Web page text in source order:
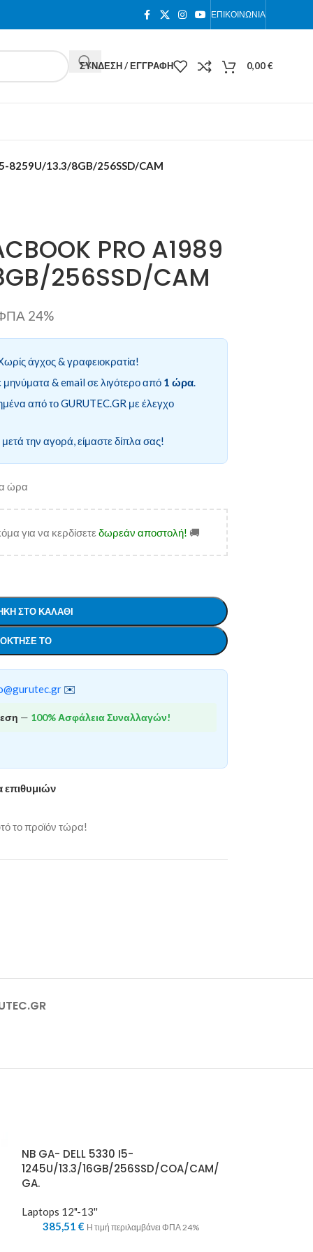
ΕΠΙΚΟΙΝΩΝΊΑ
ΣΎΝΔΕΣΗ / ΕΓΓΡΑΦΉ 0,00€
8259U/13.3/8GB/256SSD/CAM
PRO A1989
256SSD/CAM
ΦΠΑ 24%
άγχος & γραφειοκρατία!
& email σε λιγότερο από 1 ώρα.
από το GURUTEC.GR με έλεγχο
την αγορά, είμαστε δίπλα σας!
ώρα
για να κερδίσετε δωρεάν αποστολή! 🚚
ΣΤΟ ΚΑΛΆΘΙ
ΤΟ
✉️
— 100% Ασφάλεια Συναλλαγών!
επιθυμιών
το προϊόν τώρα!
NB GA- DELL 5330 I5-
1245U/13.3/16GB/256SSD/COA/CAM/
GA.
Laptops 12"-13''
385,51€ Η τιμή περιλαμβάνει ΦΠΑ 24%